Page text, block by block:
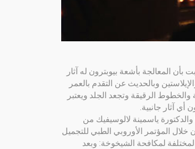
المعالجة بأشعة بيوبترون له آثار
وبالحديث عن التقدم بالعمر
الرقيقة وتجعد الجلد ويعتبر
ياسمينة لالوسيفيك من
المؤتمر الأوروبي الطبي للتجميل
المختلفة لمكافحة الشيخوخة: وبعد